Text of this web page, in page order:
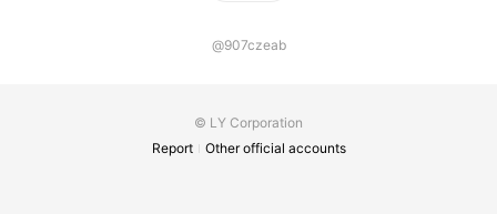
@907czeab
© LY Corporation
Report
Other official accounts